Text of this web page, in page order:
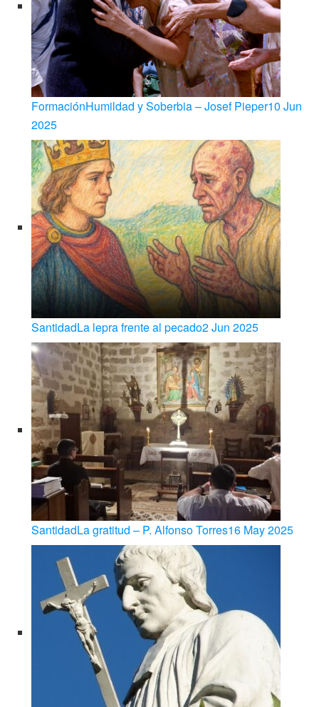
FormaciónHumildad y Soberbia – Josef Pieper10 Jun
2025
SantidadLa lepra frente al pecado2 Jun 2025
SantidadLa gratitud – P. Alfonso Torres16 May 2025